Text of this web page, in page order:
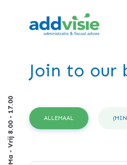
Ma - Vrij 8.00 - 17.00
Join to our
ALLEMAAL